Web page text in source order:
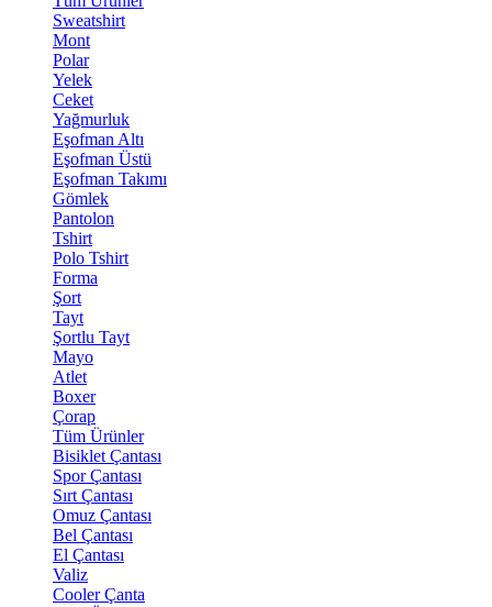
Sweatshirt
Mont
Polar
Yelek
Ceket
Yağmurluk
Eşofman Altı
Eşofman Üstü
Eşofman Takımı
Gömlek
Pantolon
Tshirt
Polo Tshirt
Forma
Şort
Tayt
Şortlu Tayt
Mayo
Atlet
Boxer
Çorap
Tüm Ürünler
Bisiklet Çantası
Spor Çantası
Sırt Çantası
Omuz Çantası
Bel Çantası
El Çantası
Valiz
Cooler Çanta